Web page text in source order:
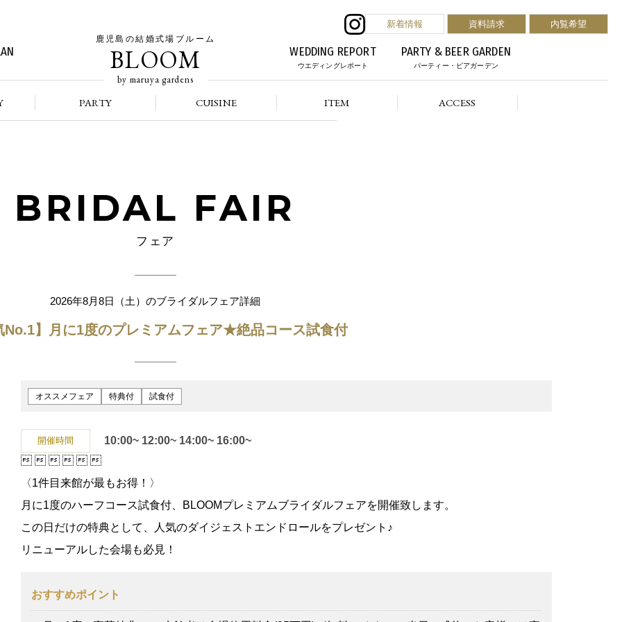
新着情報 資料請求 内覧希望
鹿児島の結婚式場ブルーム
BLOOM WEDDING REPORT
ウエディングレポート
PARTY & BEER GARDEN
パーティー・ビアガーデン
by maruya gardens
PARTY CUISINE ITEM ACCESS
BRIDAL FAIR
フェア
2026年8月8日（土）のブライダルフェア詳細
No.1】月に1度のプレミアムフェア★絶品コース試食付
オススメフェア 特典付 試食付
開催時間 10:00~ 12:00~ 14:00~ 16:00~
〈1件目来館が最もお得！〉
月に1度のハーフコース試食付、BLOOMプレミアムブライダルフェアを開催致します。
この日だけの特典として、人気のダイジェストエンドロールをプレゼント♪
リニューアルした会場も必見！
おすすめポイント